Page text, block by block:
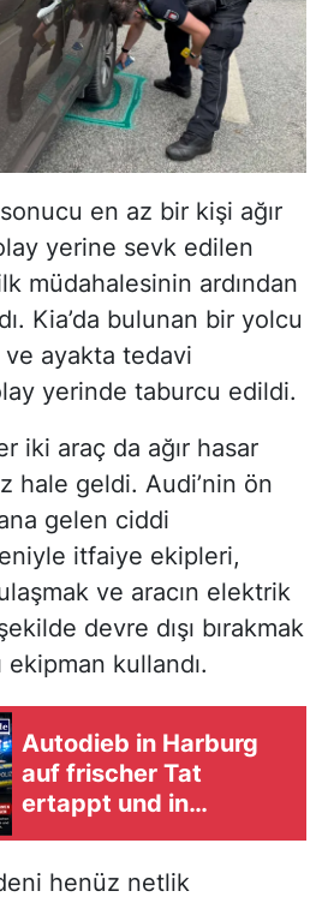
en az bir kişi ağır
yerine sevk edilen
müdahalesinin ardından
Kia’da bulunan bir yolcu
ve ayakta tedavi
yerinde taburcu edildi.
iki araç da ağır hasar
hale geldi. Audi’nin ön
gelen ciddi
itfaiye ekipleri,
ve aracın elektrik
devre dışı bırakmak
ekipman kullandı.
Autodieb in Harburg
auf frischer Tat
ertappt und in
Untersuchungshaft
henüz netlik